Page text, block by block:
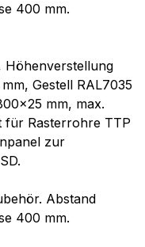
400 mm.
Höhenverstellung
Gestell RAL7035
mm, max.
für Rasterrohre TTP
zur
Abstand
400 mm.